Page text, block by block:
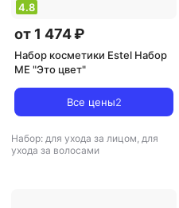
4.8
от 1 474 ₽
Набор косметики Estel Набор
ME "Это цвет"
Все цены2
Набор: для ухода за лицом, для
ухода за волосами